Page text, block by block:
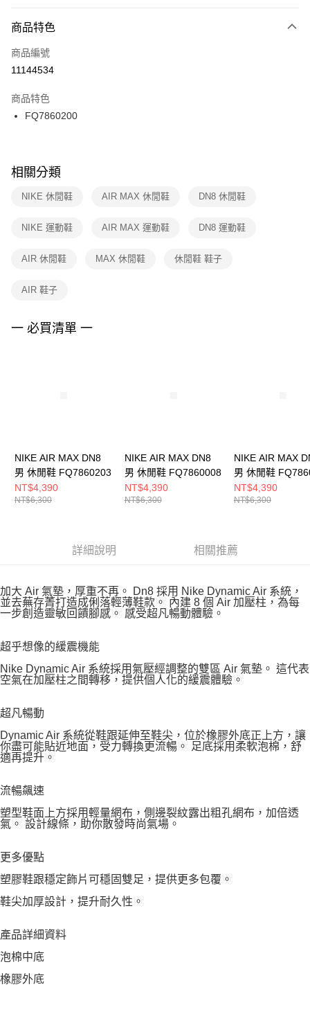
３．安心：先確認商品／服務後，再付款。
【「AFTEE先享後付」結帳流程】
１．於結帳方式選擇「AFTEE先享後付」後，將跳轉至「AFTEE先享後付」
２．訂單成立數日內，您將收到繳費通知簡訊。
３．收到繳費通知簡訊後14天內，點擊此簡訊中的連結，可透過四大超商／
ATM／網路銀行／等多元方式進行付款，方視為交易完成。
※ 交易是否成功請以「AFTEE先享後付 」之結帳頁面顯示為準，若有關於
是否繳費成功／繳費後需取消欲退款等相關疑問，請聯繫「AFTEE先享後付
客戶支援中心」
https://netprotections.freshdesk.com/support/home
１．透過由恩沛科技股份有限公司提供之「AFTEE先享後付」服務完成之交
權轉讓予恩沛科技股份有限公司。
３．未成年的使用者請事先徵得法定代理人或監護人之同意方可使用
４．使用「AFTEE先享後付」時，將依據個別帳號之用戶狀況，依本公司即
每筆NT$100，滿NT$1,500(含以上)免運費
宅配
每筆NT$100，滿NT$1,500(含以上)免運費
付款後門市自取
每筆NT$100，滿NT$1,500(含以上)免運費
商品特色
商品編號
11144534
商品特色
FQ7860200
相關分類
NIKE 休閒鞋 AIR MAX 休閒鞋 DN8 休閒鞋
NIKE 運動鞋 AIR MAX 運動鞋 DN8 運動鞋
AIR 休閒鞋 MAX 休閒鞋 休閒鞋 鞋子
AIR 鞋子
一 必買清單 一
NIKE AIR MAX DN8
男 休閒鞋 FQ7860203
NT$4,390
NT$6,300
NIKE AIR MAX DN8
男 休閒鞋 FQ7860008
NT$4,390
NT$6,300
NIKE AIR MAX
男 休閒鞋
NT$4,390
NT$6,300
詳細說明 相關推薦
加大 Air 氣墊，厚重不再。 Dn8 採用 Nike Dynamic Air 系統，
並去蕪存菁打造成俐落輕薄鞋款。 內建 8 個 Air 加壓柱，為每
一步創造靈敏回饋腳感。 感受超凡暢動體驗。
超乎想像的緩震機能
Nike Dynamic Air 系統採用氣壓經調整的雙區 Air 氣墊。 這代表
空氣在加壓柱之間轉移，提供個人化的緩震體驗。
超凡暢動
Dynamic Air 系統從鞋跟延伸至鞋尖，位於橡膠外底正上方，讓
你盡可能貼近地面，受力轉換更流暢。 足底採用柔軟泡棉，舒
適再提升。
流暢飆速
塑型鞋面上方採用輕量網布，側邊裂紋露出粗孔網布，加倍透
氣。 設計線條，助你散發時尚氣場。
更多優點
塑膠鞋跟穩定飾片可穩固雙足，提供更多包覆。
鞋尖加厚設計，提升耐久性。
產品詳細資料
泡棉中底
橡膠外底